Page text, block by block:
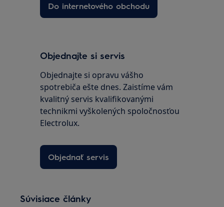
Do internetového obchodu
Objednajte si servis
Objednajte si opravu vášho
spotrebiča ešte dnes. Zaistíme vám
kvalitný servis kvalifikovanými
technikmi vyškolených spoločnosťou
Electrolux.
Objednať servis
Súvisiace články